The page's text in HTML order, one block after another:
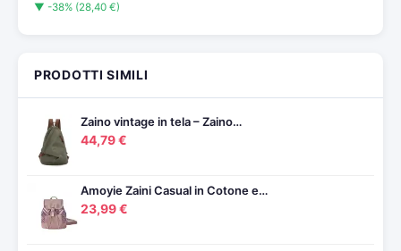
▼ -38% (28,40 €)
PRODOTTI SIMILI
Zaino vintage in tela – Zaino…
44,79 €
Amoyie Zaini Casual in Cotone e…
23,99 €